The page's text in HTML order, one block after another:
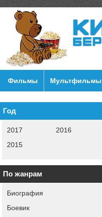
Фильмы Мультфильмы
Год
2017
2016
2015
По жанрам
Биография
Боевик